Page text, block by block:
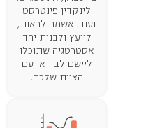
לינקדין פינטרסט
ועוד. אשמח לראות,
לייעץ ולבנות יחד
אסטרטגיה שתוכלו
ליישם לבד או עם
הצוות שלכם.